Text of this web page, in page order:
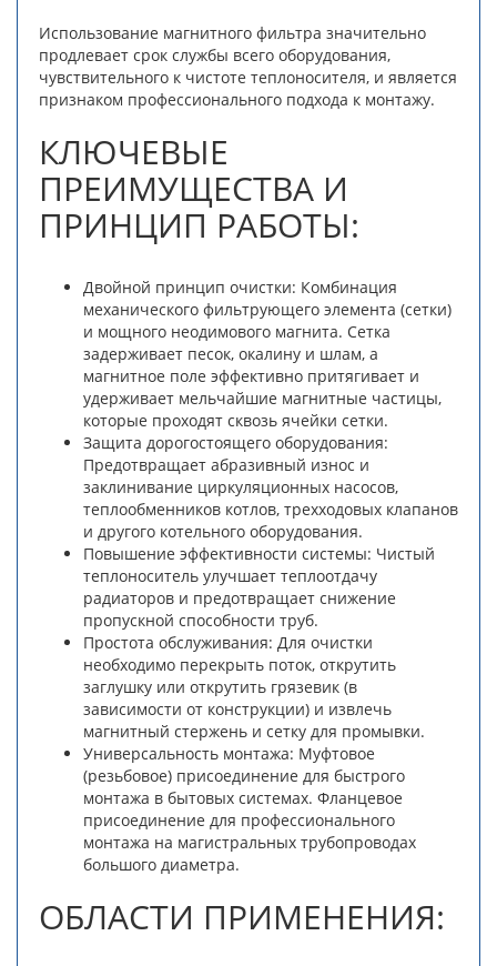
Использование магнитного фильтра значительно
продлевает срок службы всего оборудования,
чувствительного к чистоте теплоносителя, и является
признаком профессионального подхода к монтажу.
КЛЮЧЕВЫЕ
ПРЕИМУЩЕСТВА И
ПРИНЦИП РАБОТЫ:
Двойной принцип очистки: Комбинация
механического фильтрующего элемента (сетки)
и мощного неодимового магнита. Сетка
задерживает песок, окалину и шлам, а
магнитное поле эффективно притягивает и
удерживает мельчайшие магнитные частицы,
которые проходят сквозь ячейки сетки.
Защита дорогостоящего оборудования:
Предотвращает абразивный износ и
заклинивание циркуляционных насосов,
теплообменников котлов, трехходовых клапанов
и другого котельного оборудования.
Повышение эффективности системы: Чистый
теплоноситель улучшает теплоотдачу
радиаторов и предотвращает снижение
пропускной способности труб.
Простота обслуживания: Для очистки
необходимо перекрыть поток, открутить
заглушку или открутить грязевик (в
зависимости от конструкции) и извлечь
магнитный стержень и сетку для промывки.
Универсальность монтажа: Муфтовое
(резьбовое) присоединение для быстрого
монтажа в бытовых системах. Фланцевое
присоединение для профессионального
монтажа на магистральных трубопроводах
большого диаметра.
ОБЛАСТИ ПРИМЕНЕНИЯ: